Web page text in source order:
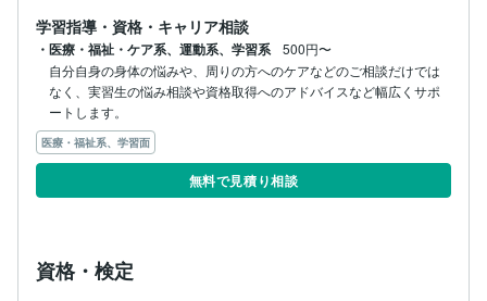
学習指導・資格・キャリア相談
・医療・福祉・ケア系、運動系、学習系
500円〜
自分自身の身体の悩みや、周りの方へのケアなどのご相談だけでは
なく、実習生の悩み相談や資格取得へのアドバイスなど幅広くサポ
ートします。
医療・福祉系、学習面
無料で見積り相談
資格・検定